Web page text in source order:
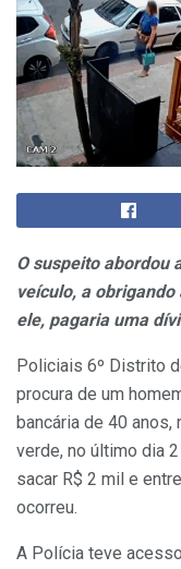
O suspeito abordou
veículo, a
ele, pagaria uma
Policiais 6º Distrito
procura de um
bancária de 40 anos,
verde, no último dia
sacar R$ 2 mil e
ocorreu.
A Polícia teve